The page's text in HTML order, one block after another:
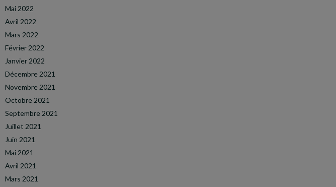
Mai 2022
Avril 2022
Mars 2022
Février 2022
Janvier 2022
Décembre 2021
Novembre 2021
Octobre 2021
Septembre 2021
Juillet 2021
Juin 2021
Mai 2021
Avril 2021
Mars 2021